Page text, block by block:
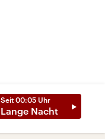
Seit 00:05 Uhr
Lange Nacht